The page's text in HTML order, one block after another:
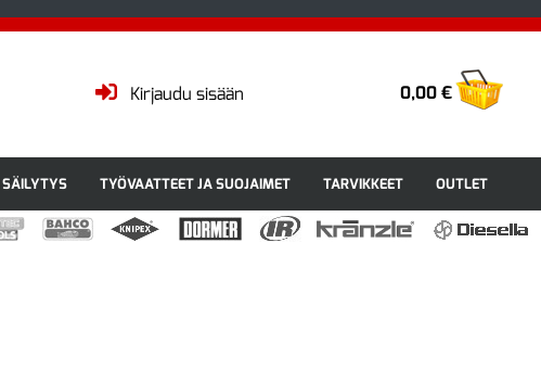
0,00 €
Kirjaudu sisään
SÄILYTYS TYÖVAATTEET JA SUOJAIMET TARVIKKEET OUTLET